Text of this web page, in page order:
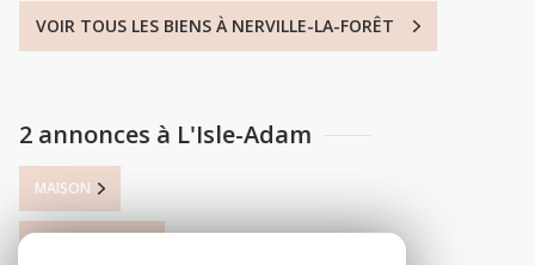
VOIR TOUS LES BIENS À NERVILLE-LA-FORÊT
2 annonces à L'Isle-Adam
MAISON